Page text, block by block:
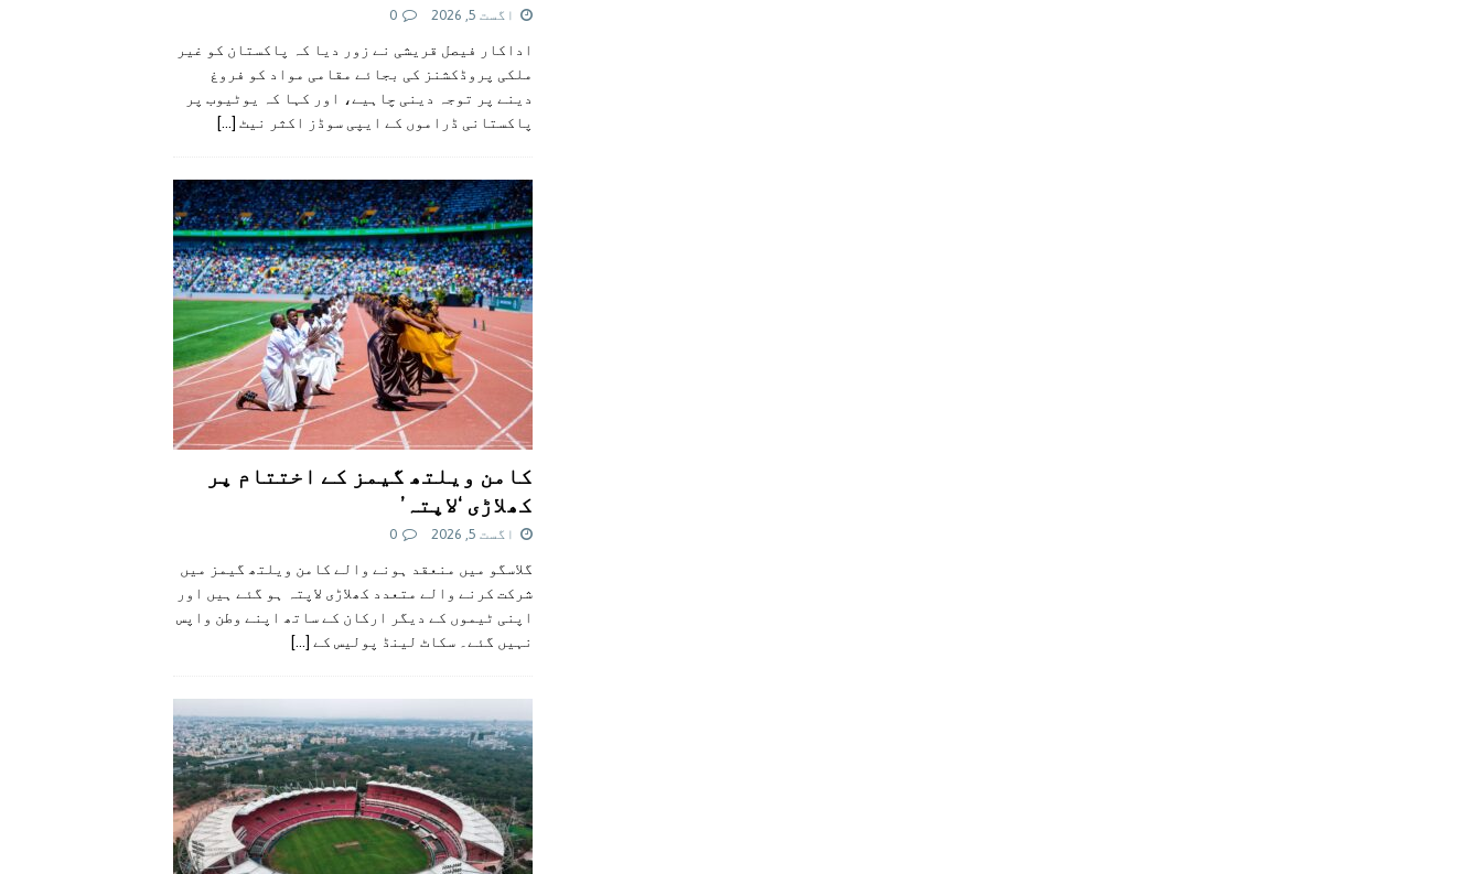
اگست 5, 2026 0
اداکار فیصل قریشی نے زور دیا کہ پاکستان کو غیر
ملکی پروڈکشنز کی بجائے مقامی مواد کو فروغ
دینے پر توجہ دینی چاہیے، اور کہا کہ یوٹیوب پر
پاکستانی ڈراموں کے ایپی سوڈز اکثر نیٹ [...]
کامن ویلتھ گیمز کے اختتام پر
کھلاڑی ‘لاپتہ’
اگست 5, 2026 0
گلاسگو میں منعقد ہونے والے کامن ویلتھ گیمز میں
شرکت کرنے والے متعدد کھلاڑی لاپتہ ہو گئے ہیں اور
اپنی ٹیموں کے دیگر ارکان کے ساتھ اپنے وطن واپس
نہیں گئے۔ سکاٹ لینڈ پولیس کے [...]